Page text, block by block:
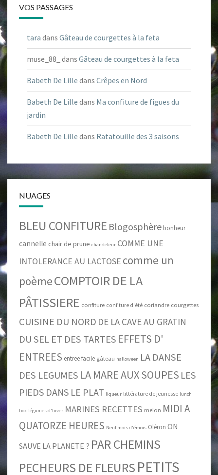
VOS PASSAGES
tara dans Gâteau de courgettes à la feta
muse_88_ dans Gâteau de courgettes à la feta
Babeth De Lille dans Crêpes en Nord
Babeth De Lille dans Ma confiture de figues du
jardin
Babeth De Lille dans Ratatouille des 3 saisons
NUAGES
BLEU CONFITURE Blogosphère bonheur
cannelle chair de prune chandeleur COMME UNE
INTOLERANCE AU LACTOSE comme un
poèmeCOMPTOIR DE LA
PÂTISSIERE confiture confiture d'été coriandre courgettes
CUISINE DU NORD DE LA CAVE AU GRATIN
DU SEL ET DES TARTES EFFETS D'
ENTREES entree facile gâteau halloween LA DANSE
DES LEGUMES LA MARE AUX SOUPES LES
PIEDS DANS LE PLAT liqueur littérature de jeunesse lunch
box légumes d'hiver MARINES RECETTES melon MIDI A
QUATORZE HEURES Neuf mois d'émois Oléron ON
SAUVE LA PLANETE ? PAR CHEMINS
PECHEURS DE FLEURS PETITS